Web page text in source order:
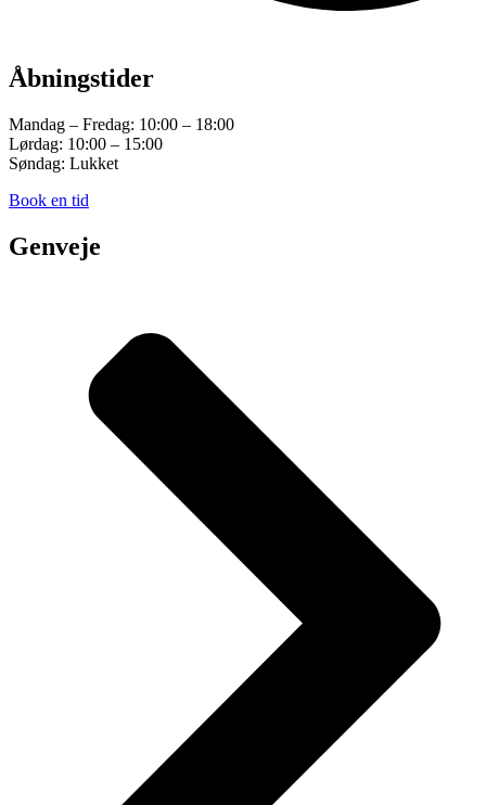
Åbningstider
Mandag – Fredag: 10:00 – 18:00
Lørdag: 10:00 – 15:00
Søndag: Lukket
Book en tid
Genveje